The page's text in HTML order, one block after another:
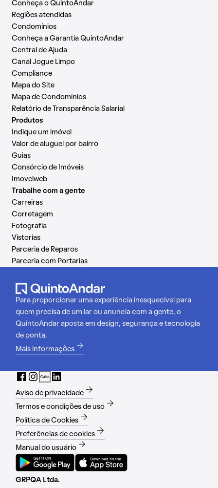
Conheça o QuintoAndar
Regiões atendidas
Condomínios
Conheça a Garantia QuintoAndar
Central de Ajuda
Canal Jogue Limpo
Compliance
Mapa do Site
Mapa de Condomínios
Relatório de Transparência Salarial
Produtos
Indique um imóvel
Valor de aluguel por bairro
Guias
Consórcio de Imóveis
Imovelweb
Trabalhe com a gente
Carreiras
Corretagem
Fotografia
Vistorias
Parceria de Reparos
Parceria com Portarias
Para proporcionar uma experiência inesquecível para
quem precisa de um lar ou anuncia com a gente, o
QuintoAndar aposta em design, segurança e tecnologia
de ponta.
Mais informações
Aviso de privacidade
Termos e condições de uso
Política de Cookies
Preferências de cookies
Manual do usuário
GRPQA Ltda.